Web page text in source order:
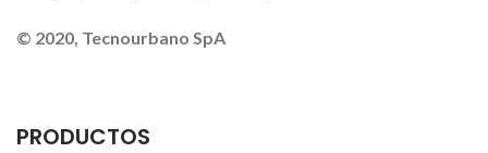
© 2020, Tecnourbano SpA
PRODUCTOS